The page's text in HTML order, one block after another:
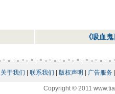
《吸血
关于我们 联系我们 版权声明 广告服务
Copyright © 2011